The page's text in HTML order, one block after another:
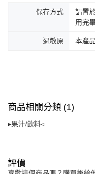
ATM／網路銀行／等多元方式
※ 請注意：結帳手續完成當下
後付繳納相關費用。
易，需依本服務之必要範圍內
權轉讓予恩沛科技股份有限公司
２．關於個人資料處理事宜，請
４．使用「AFTEE先享後付」
保存方式
請置
用完
過敏原 本產
商品相關分類 (1)
▸果汁/飲料◃
評價